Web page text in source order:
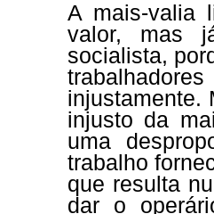
A mais-valia
valor, mas
socialista,
injustamente.
injusto da
uma
trabalho
que resulta
dar o